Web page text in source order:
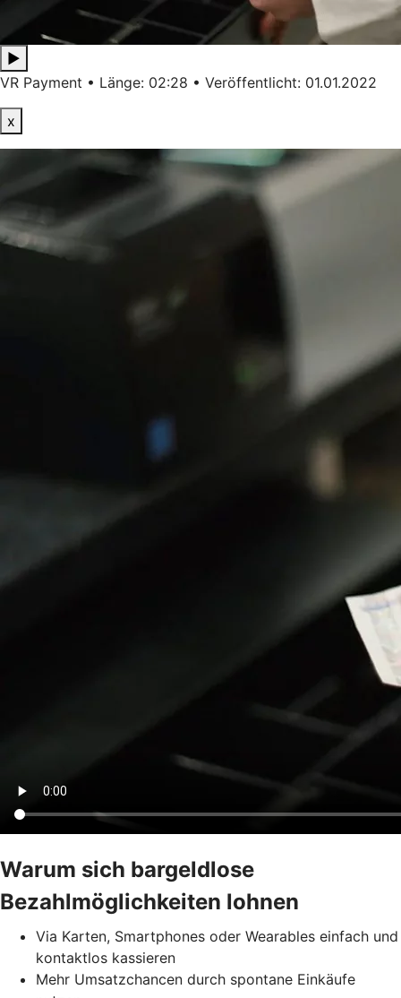
▶
VR Payment • Länge: 02:28 • Veröffentlicht: 01.01.2022
x
Warum sich bargeldlose
Bezahlmöglichkeiten lohnen
Via Karten, Smartphones oder Wearables einfach und
kontaktlos kassieren
Mehr Umsatzchancen durch spontane Einkäufe